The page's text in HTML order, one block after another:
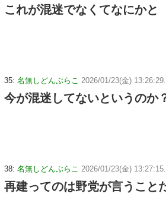
これが混迷でなくてなにかと
35: 名無しどんぶらこ 2026/01/23(金)
今が混迷してないというのか
38: 名無しどんぶらこ 2026/01/23(金)
再建ってのは野党が言うこと